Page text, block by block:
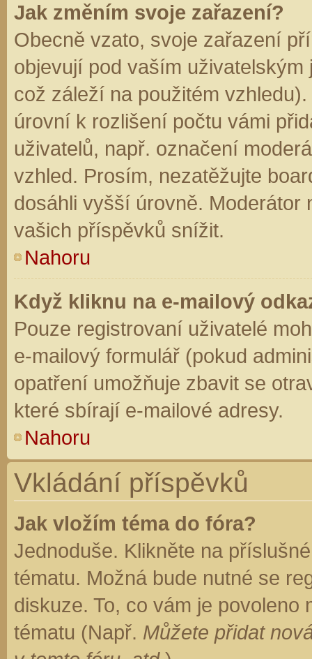
Jak změním svoje zařazení?
Obecně vzato, svoje zařazení
objevují pod vaším
což záleží na použitém
úrovní k rozlišení počtu vámi
uživatelů, např. označení
vzhled. Prosím, nezatěžujte
dosáhli vyšší úrovně. Moderátor
vašich příspěvků snížit.
Nahoru
Když kliknu na e-mailový
Pouze registrovaní uživatelé
e-mailový formulář (pokud
opatření umožňuje zbavit se
které sbírají e-mailové adresy.
Nahoru
Vkládání příspěvků
Jak vložím téma do fóra?
Jednoduše. Klikněte na
tématu. Možná bude nutné se
diskuze. To, co vám je
tématu (Např. Můžete přidat